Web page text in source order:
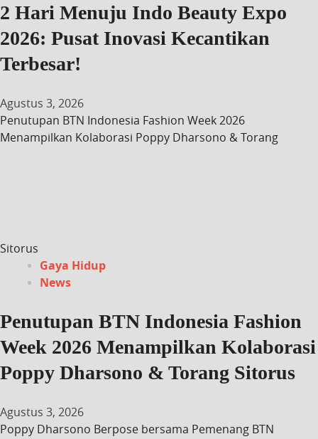
2 Hari Menuju Indo Beauty Expo
2026: Pusat Inovasi Kecantikan
Terbesar!
Agustus 3, 2026
Penutupan BTN Indonesia Fashion Week 2026
Menampilkan Kolaborasi Poppy Dharsono & Torang
Sitorus
Gaya Hidup
News
Penutupan BTN Indonesia Fashion
Week 2026 Menampilkan Kolaborasi
Poppy Dharsono & Torang Sitorus
Agustus 3, 2026
Poppy Dharsono Berpose bersama Pemenang BTN